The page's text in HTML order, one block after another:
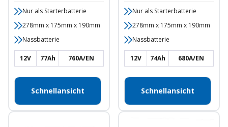
Nur als Starterbatterie
278mm x 175mm x 190mm
Nassbatterie
12V 77Ah 760A/EN
Schnellansicht
Nur als Starterbatterie
278mm x 175mm x 190mm
Nassbatterie
12V 74Ah 680A/EN
Schnellansicht